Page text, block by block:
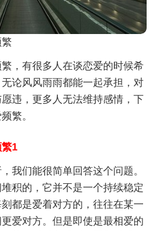
，有很多人在谈恋爱的时候希
论风风雨雨都能一起承担，对
违，更多人无法维持感情，下
繁。
1
我们能很简单回答这个问题。
积的，它并不是一个持续稳定
都是爱着对方的，往往在某一
爱对方。但是即使是最相爱的